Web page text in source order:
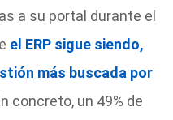
a su portal durante el
el ERP sigue siendo,
más buscada por
concreto, un 49% de